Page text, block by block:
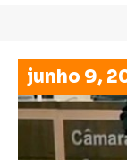
junho 9,